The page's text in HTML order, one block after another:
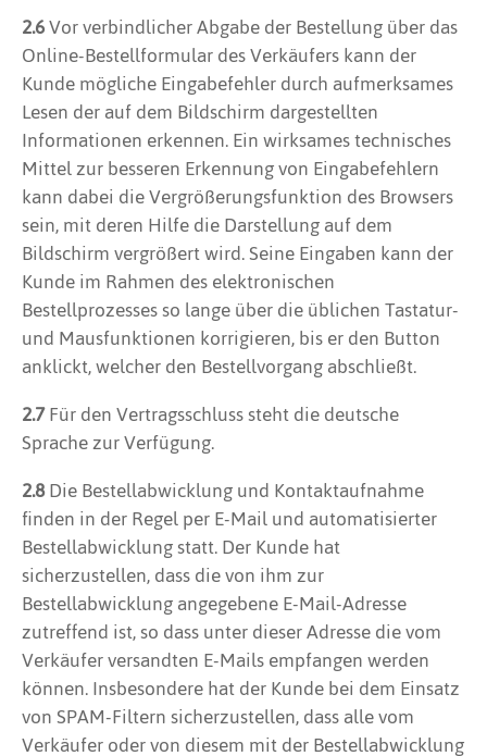
2.6Vor verbindlicher Abgabe der Bestellung über das
Online-Bestellformular des Verkäufers kann der
Kunde mögliche Eingabefehler durch aufmerksames
Lesen der auf dem Bildschirm dargestellten
Informationen erkennen. Ein wirksames technisches
Mittel zur besseren Erkennung von Eingabefehlern
kann dabei die Vergrößerungsfunktion des Browsers
sein, mit deren Hilfe die Darstellung auf dem
Bildschirm vergrößert wird. Seine Eingaben kann der
Kunde im Rahmen des elektronischen
Bestellprozesses so lange über die üblichen Tastatur-
und Mausfunktionen korrigieren, bis er den Button
anklickt, welcher den Bestellvorgang abschließt.
2.7Für den Vertragsschluss steht die deutsche
Sprache zur Verfügung.
2.8Die Bestellabwicklung und Kontaktaufnahme
finden in der Regel per E-Mail und automatisierter
Bestellabwicklung statt. Der Kunde hat
sicherzustellen, dass die von ihm zur
Bestellabwicklung angegebene E-Mail-Adresse
zutreffend ist, so dass unter dieser Adresse die vom
Verkäufer versandten E-Mails empfangen werden
können. Insbesondere hat der Kunde bei dem Einsatz
von SPAM-Filtern sicherzustellen, dass alle vom
Verkäufer oder von diesem mit der Bestellabwicklung